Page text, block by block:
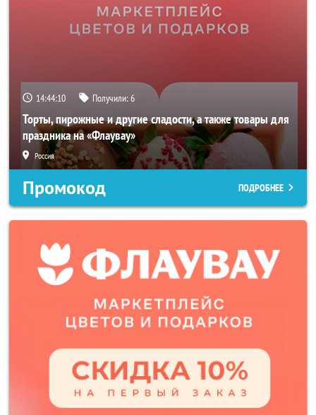
14:44:08 Получили:6
Торты, пирожные и другие сладости, а также товары для
праздника на «Флаувау»
Россия
Промокод ПОДРОБНЕЕ